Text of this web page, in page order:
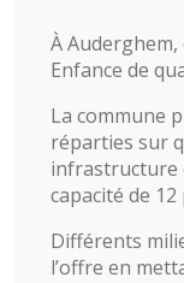
À
Enfance de
La commune
réparties sur
infrastructure
capacité de
Différents
l’offre en